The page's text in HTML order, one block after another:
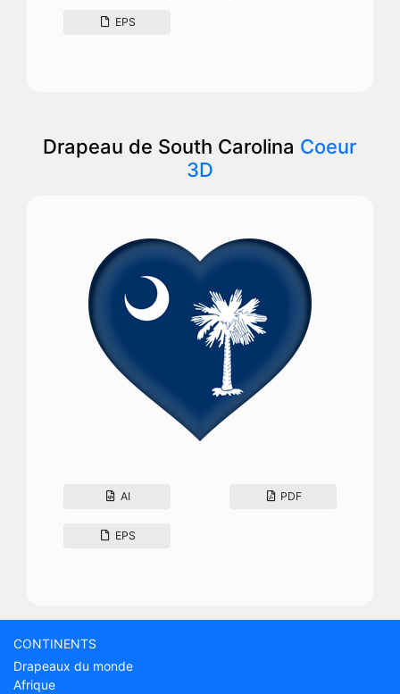
EPS
Drapeau de South Carolina Coeur
3D
AI PDF
EPS
CONTINENTS
Drapeaux du monde
Afrique